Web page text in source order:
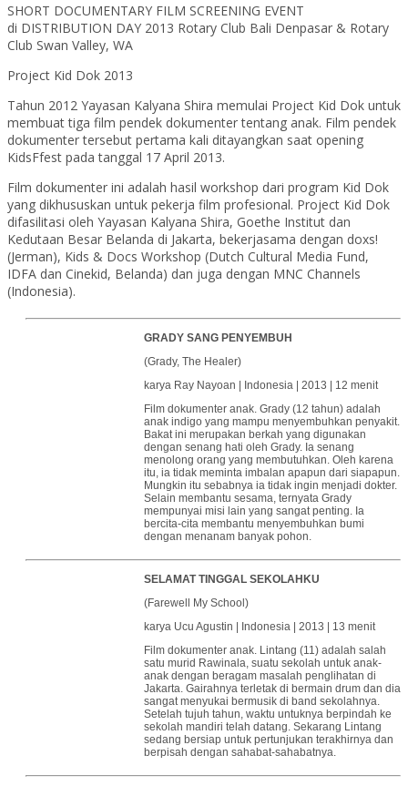
SHORT DOCUMENTARY FILM SCREENING EVENT
di DISTRIBUTION DAY 2013 Rotary Club Bali Denpasar & Rotary
Club Swan Valley, WA
Project Kid Dok 2013
Tahun 2012 Yayasan Kalyana Shira memulai Project Kid Dok untuk
membuat tiga film pendek dokumenter tentang anak. Film pendek
dokumenter tersebut pertama kali ditayangkan saat opening
KidsFfest pada tanggal 17 April 2013.
Film dokumenter ini adalah hasil workshop dari program Kid Dok
yang dikhususkan untuk pekerja film profesional. Project Kid Dok
difasilitasi oleh Yayasan Kalyana Shira, Goethe Institut dan
Kedutaan Besar Belanda di Jakarta, bekerjasama dengan doxs!
(Jerman), Kids & Docs Workshop (Dutch Cultural Media Fund,
IDFA dan Cinekid, Belanda) dan juga dengan MNC Channels
(Indonesia).
GRADY SANG PENYEMBUH
(Grady, The Healer)
karya Ray Nayoan | Indonesia | 2013 | 12 menit
Film dokumenter anak. Grady (12 tahun) adalah
anak indigo yang mampu menyembuhkan penyakit.
Bakat ini merupakan berkah yang digunakan
dengan senang hati oleh Grady. Ia senang
menolong orang yang membutuhkan. Oleh karena
itu, ia tidak meminta imbalan apapun dari siapapun.
Mungkin itu sebabnya ia tidak ingin menjadi dokter.
Selain membantu sesama, ternyata Grady
mempunyai misi lain yang sangat penting. Ia
bercita-cita membantu menyembuhkan bumi
dengan menanam banyak pohon.
SELAMAT TINGGAL SEKOLAHKU
(Farewell My School)
karya Ucu Agustin | Indonesia | 2013 | 13 menit
Film dokumenter anak. Lintang (11) adalah salah
satu murid Rawinala, suatu sekolah untuk anak-
anak dengan beragam masalah penglihatan di
Jakarta. Gairahnya terletak di bermain drum dan dia
sangat menyukai bermusik di band sekolahnya.
Setelah tujuh tahun, waktu untuknya berpindah ke
sekolah mandiri telah datang. Sekarang Lintang
sedang bersiap untuk pertunjukan terakhirnya dan
berpisah dengan sahabat-sahabatnya.